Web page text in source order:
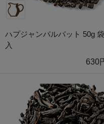
ハプジャンパルバット 50g 袋
入
630